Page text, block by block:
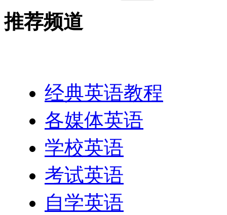
推荐频道
经典英语教程
各媒体英语
学校英语
考试英语
自学英语